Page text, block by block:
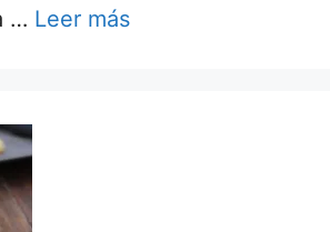
… Leer más